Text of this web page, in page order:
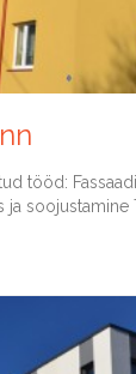
tööd:
ja